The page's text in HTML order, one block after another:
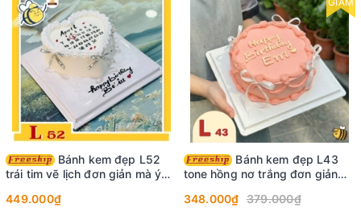
Bánh kem đẹp L52
trái tim vẽ lịch đơn giản mà ý
449.000₫
tone hồng nơ trắng đơn giản
348.000₫ 379.000₫